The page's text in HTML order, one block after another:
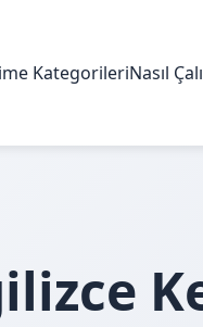
KategorileriNasıl